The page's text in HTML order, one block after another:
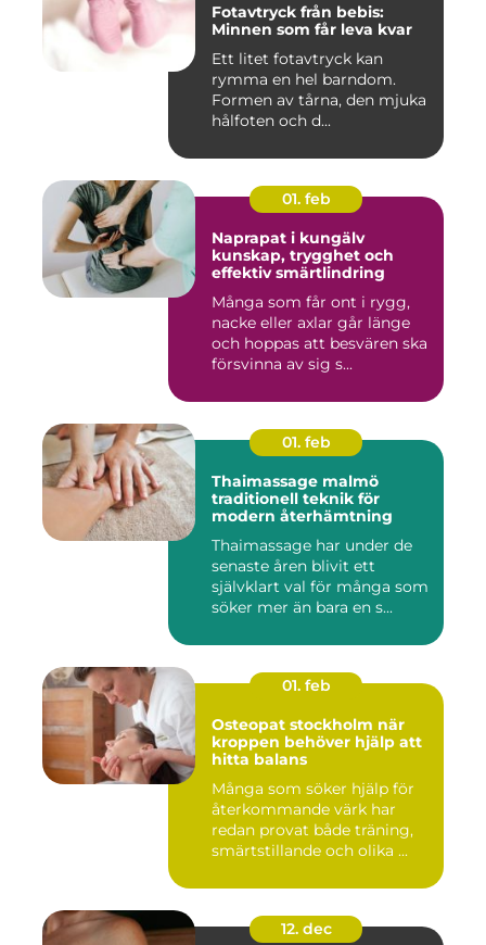
Fotavtryck från bebis:
Minnen som får leva kvar
Ett litet fotavtryck kan
rymma en hel barndom.
Formen av tårna, den mjuka
hålfoten och d...
01. feb
Naprapat i kungälv
kunskap, trygghet och
effektiv smärtlindring
Många som får ont i rygg,
nacke eller axlar går länge
och hoppas att besvären ska
försvinna av sig s...
01. feb
Thaimassage malmö
traditionell teknik för
modern återhämtning
Thaimassage har under de
senaste åren blivit ett
självklart val för många som
söker mer än bara en s...
01. feb
Osteopat stockholm när
kroppen behöver hjälp att
hitta balans
Många som söker hjälp för
återkommande värk har
redan provat både träning,
smärtstillande och olika ...
12. dec